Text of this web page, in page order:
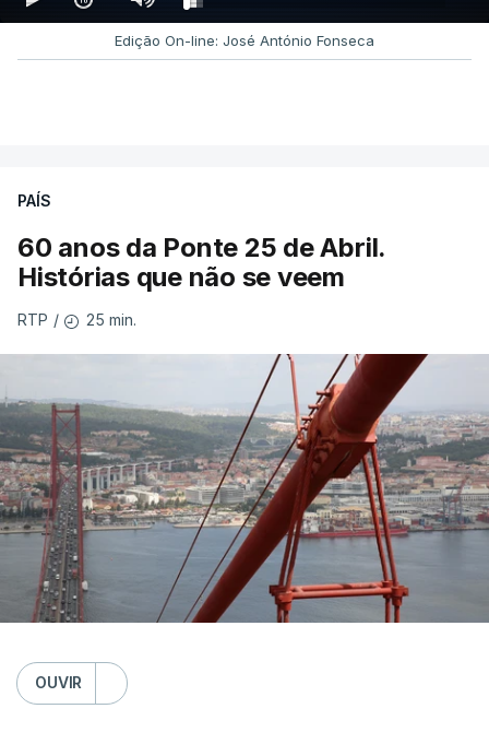
Edição On-line: José António Fonseca
PAÍS
60 anos da Ponte 25 de Abril.
Histórias que não se veem
RTP / 25 min.
OUVIR